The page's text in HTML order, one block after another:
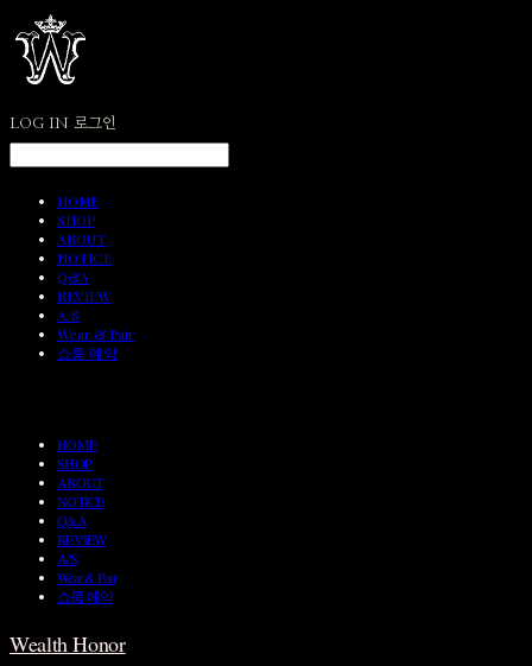
LOG IN 로그인
HOME
SHOP
ABOUT
NOTICE
Q&A
REVIEW
A/S
Wear & Pair
쇼룸 예약
HOME
SHOP
ABOUT
NOTICE
Q&A
REVIEW
A/S
Wear & Pair
쇼룸 예약
Wealth Honor